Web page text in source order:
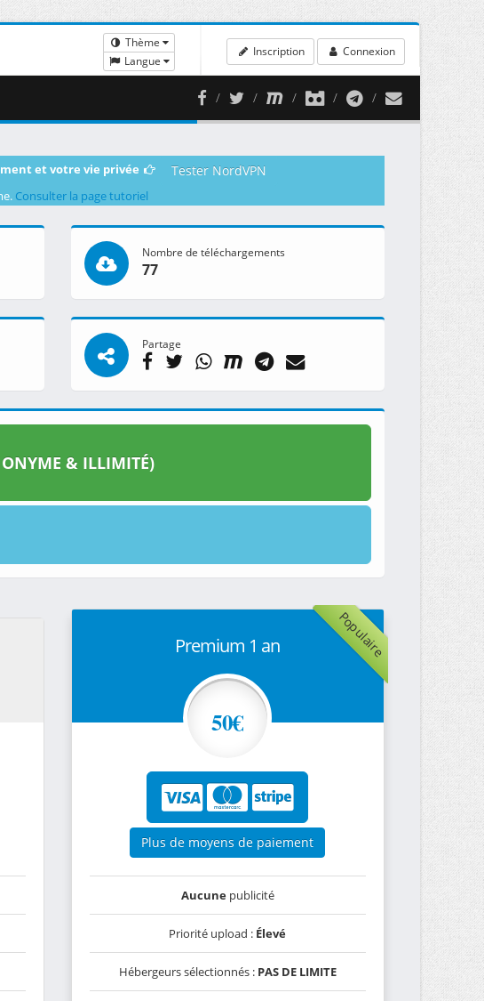
Thème
Langue
Inscription Connexion
et votre vie privée Tester NordVPN
Consulter la page tutoriel
Nombre de téléchargements
77
Partage
& ILLIMITÉ)
Populaire
Premium 1 an
50€
Plus de moyens de paiement
Aucunepublicité
Priorité upload : Élevé
Hébergeurs sélectionnés : PAS DE LIMITE